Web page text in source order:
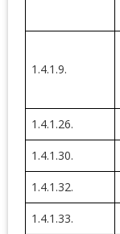
1.4.1.9.
1.4.1.26.
1.4.1.30.
1.4.1.32.
1.4.1.33.